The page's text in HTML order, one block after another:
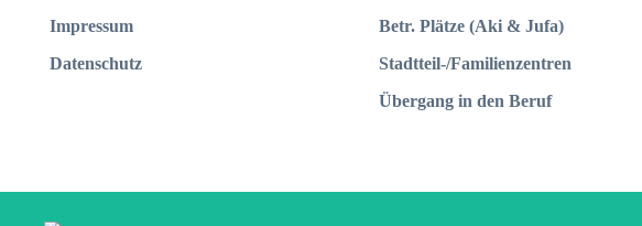
Impressum
Datenschutz
Betr. Plätze (Aki & Jufa)
Stadtteil-/Familienzentren
Übergang in den Beruf